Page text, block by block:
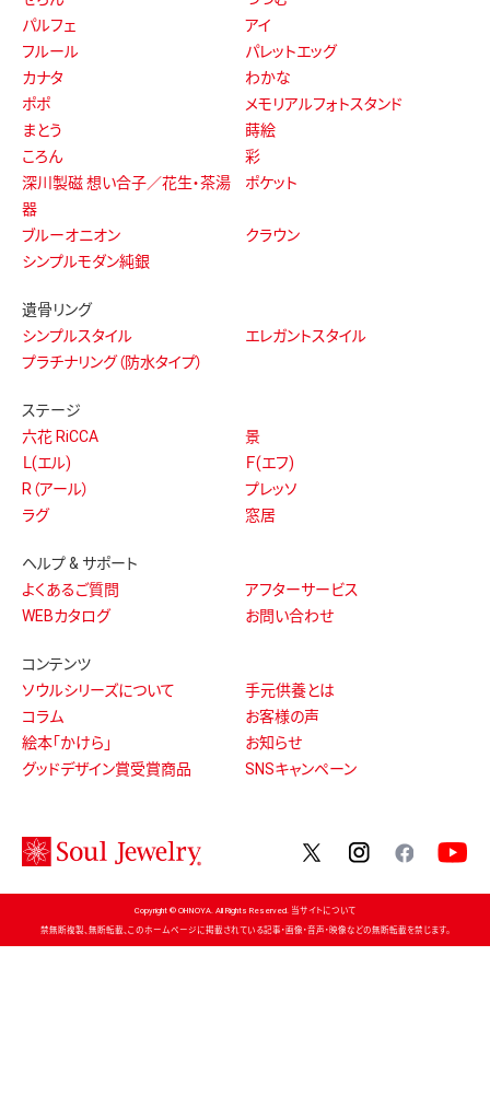
パルフェ
アイ
フルール
パレットエッグ
カナタ
わかな
ポポ
メモリアルフォトスタンド
まとう
蒔絵
ころん
彩
深川製磁 想い合子／花生・茶湯
器
ポケット
ブルーオニオン
クラウン
シンプルモダン純銀
遺骨リング
シンプルスタイル
エレガントスタイル
プラチナリング（防水タイプ）
ステージ
六花 RiCCA
景
Ｌ(エル)
Ｆ(エフ)
R（アール）
プレッソ
ラグ
窓居
ヘルプ & サポート
よくあるご質問
アフターサービス
WEBカタログ
お問い合わせ
コンテンツ
ソウルシリーズについて
手元供養とは
コラム
お客様の声
絵本「かけら」
お知らせ
グッドデザイン賞受賞商品
SNSキャンペーン
twitterinstagram
Copyright © OHNOYA. All Rights Reserved. 当サイトについて
禁無断複製、無断転載、このホームページに掲載されている記事・画像・音声・映像などの無断転載を禁じます。